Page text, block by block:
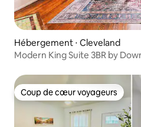
Hébergement ⋅ Cleveland
Modern King Suite 3BR by
Coup de cœur voyageurs
Coup de cœur voyageurs